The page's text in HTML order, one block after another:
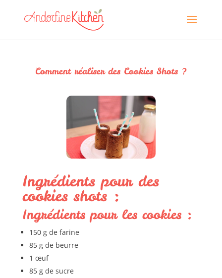
Comment réaliser des Cookies Shots ?
Ingrédients pour des
cookies shots :
Ingrédients pour les cookies :
150 g de farine
85 g de beurre
1 œuf
85 g de sucre